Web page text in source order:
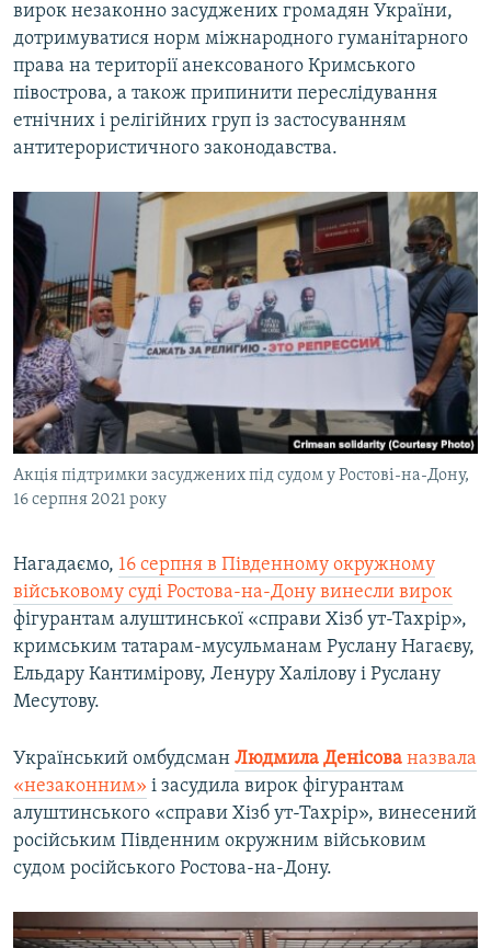
вирок незаконно засуджених громадян України,
дотримуватися норм міжнародного гуманітарного
права на території анексованого Кримського
півострова, а також припинити переслідування
етнічних і релігійних груп із застосуванням
антитерористичного законодавства.
Акція підтримки засуджених під судом у Ростові-на-Дону,
16 серпня 2021 року
Нагадаємо, 16 серпня в Південному окружному
військовому суді Ростова-на-Дону винесли вирок
фігурантам алуштинської «справи Хізб ут-Тахрір»,
кримським татарам-мусульманам Руслану Нагаєву,
Ельдару Кантимірову, Ленуру Халілову і Руслану
Месутову.
Український омбудсман Людмила Денісова назвала
«незаконним» і засудила вирок фігурантам
алуштинського «справи Хізб ут-Тахрір», винесений
російським Південним окружним військовим
судом російського Ростова-на-Дону.